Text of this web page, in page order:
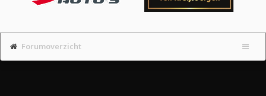
Forumoverzicht